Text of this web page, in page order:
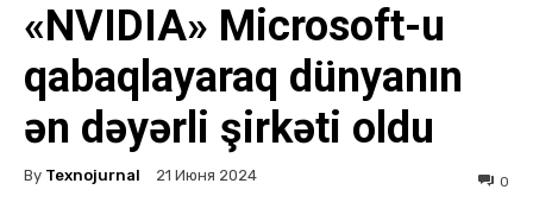
«NVIDIA» Microsoft-u
qabaqlayaraq dünyanın
ən dəyərli şirkəti oldu
By Texnojurnal 21 Июня 2024 0